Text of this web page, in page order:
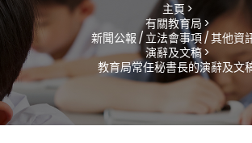
主頁 >
有關教育局 >
新聞公報 / 立法會事項 / 其他資
演辭及文稿 >
教育局常任秘書長的演辭及文